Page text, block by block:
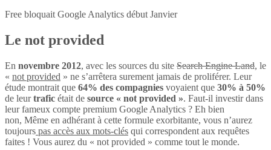
Free bloquait Google Analytics début Janvier
Le not provided
En novembre 2012, avec les sources du site Search Engine Land, le
« not provided » ne s’arrêtera surement jamais de proliférer. Leur
étude montrait que 64% des compagnies voyaient que 30% à 50%
de leurtrafic était de source « not provided ». Faut-il investir dans
leur fameux compte premium Google Analytics ? Eh bien
non, Même en adhérant à cette formule exorbitante, vous n’aurez
toujours pas accès aux mots-clés qui correspondent aux requêtes
faites ! Vous aurez du « not provided » comme tout le monde.